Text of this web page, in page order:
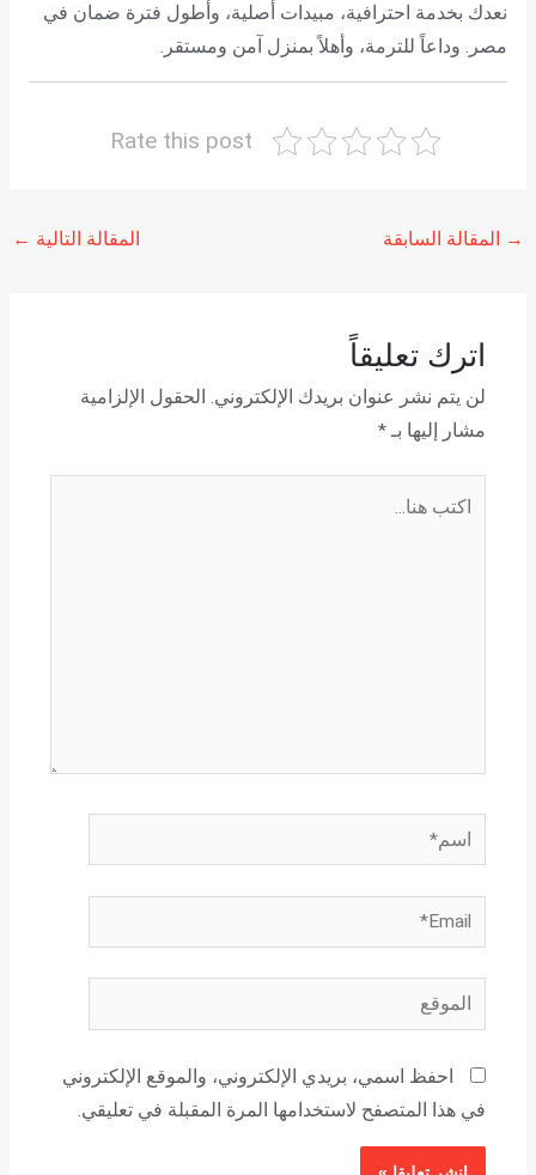
نعدك بخدمة احترافية، مبيدات أصلية، وأطول فترة ضمان في
مصر. وداعاً للترمة، وأهلاً بمنزل آمن ومستقر.
Rate this post
→ المقالة السابقة المقالة التالية ←
اترك تعليقاً
لن يتم نشر عنوان بريدك الإلكتروني. الحقول الإلزامية
مشار إليها بـ*
اسم*
Email*
الموقع
احفظ اسمي، بريدي الإلكتروني، والموقع الإلكتروني
في هذا المتصفح لاستخدامها المرة المقبلة في تعليقي.